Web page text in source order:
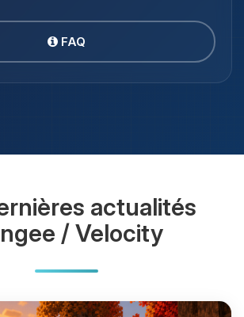
FAQ
actualités
/ Velocity